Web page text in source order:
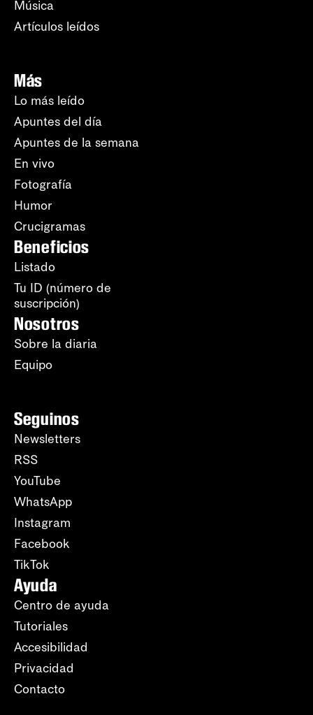
Música
Artículos leídos
Más
Lo más leído
Apuntes del día
Apuntes de la semana
En vivo
Fotografía
Humor
Crucigramas
Beneficios
Listado
Tu ID (número de
suscripción)
Nosotros
Sobre la diaria
Equipo
Seguinos
Newsletters
RSS
YouTube
WhatsApp
Instagram
Facebook
TikTok
Ayuda
Centro de ayuda
Tutoriales
Accesibilidad
Privacidad
Contacto